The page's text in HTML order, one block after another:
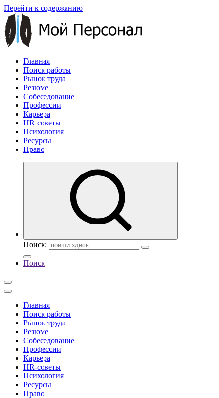
Перейти к содержанию
Главная
Поиск работы
Рынок труда
Резюме
Собеседование
Профессии
Карьера
HR-советы
Психология
Ресурсы
Право
Поиск:
Поиск
Главная
Поиск работы
Рынок труда
Резюме
Собеседование
Профессии
Карьера
HR-советы
Психология
Ресурсы
Право